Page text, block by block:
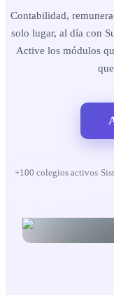
Contabilidad,
solo lugar, al día con
Active los módulos
+100 colegios activos·